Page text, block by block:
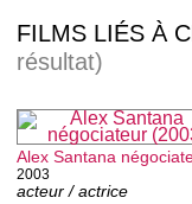
FILMS LIÉS À
résultat)
Alex Santana
2003
acteur / actrice